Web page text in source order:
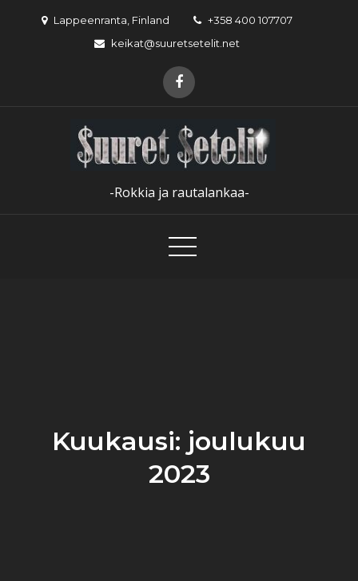
Lappeenranta, Finland
+358 400 107707
keikat@suuretsetelit.net
-Rokkia ja rautalankaa-
Kuukausi: joulukuu
2023